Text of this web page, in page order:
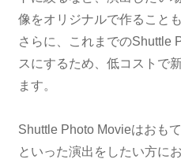
像をオリジナルで作ること
さらに、これまでのShuttle
スにするため、低コストで
ます。
Shuttle Photo Movieはおも
といった演出をしたい方に